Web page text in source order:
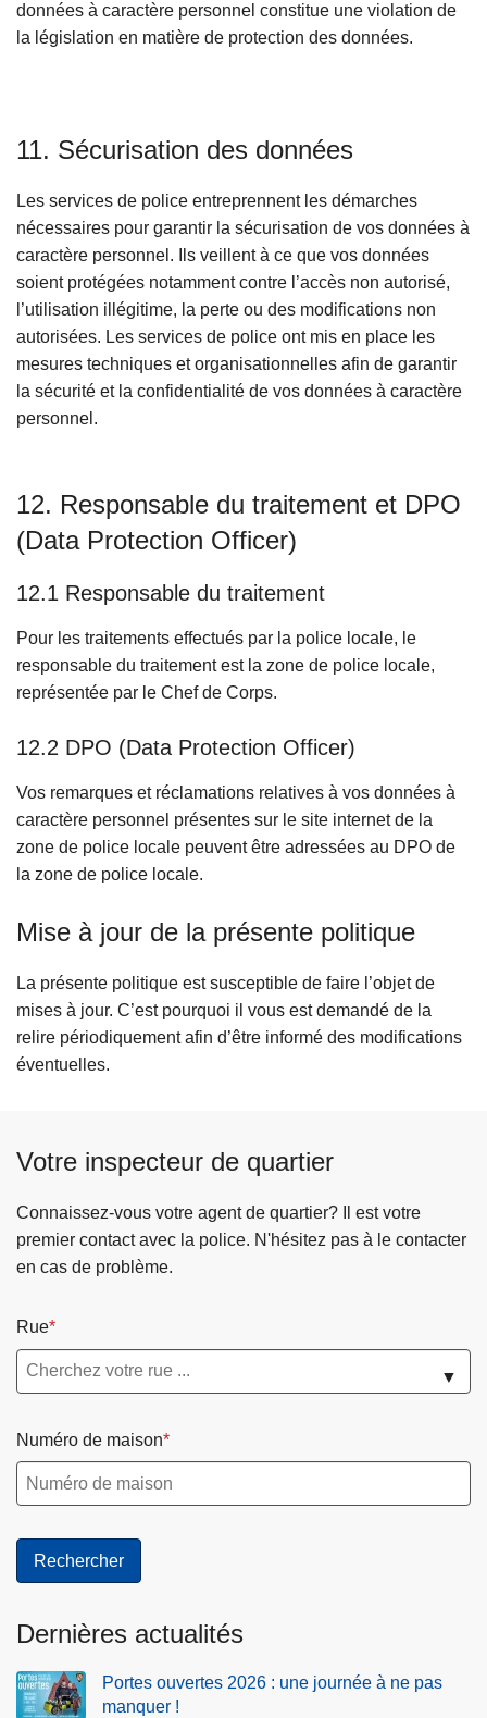
données à caractère personnel constitue une violation de
la législation en matière de protection des données.
11. Sécurisation des données
Les services de police entreprennent les démarches
nécessaires pour garantir la sécurisation de vos données à
caractère personnel. Ils veillent à ce que vos données
soient protégées notamment contre l’accès non autorisé,
l’utilisation illégitime, la perte ou des modifications non
autorisées. Les services de police ont mis en place les
mesures techniques et organisationnelles afin de garantir
la sécurité et la confidentialité de vos données à caractère
personnel.
12. Responsable du traitement et DPO
(Data Protection Officer)
12.1 Responsable du traitement
Pour les traitements effectués par la police locale, le
responsable du traitement est la zone de police locale,
représentée par le Chef de Corps.
12.2 DPO (Data Protection Officer)
Vos remarques et réclamations relatives à vos données à
caractère personnel présentes sur le site internet de la
zone de police locale peuvent être adressées au DPO de
la zone de police locale.
Mise à jour de la présente politique
La présente politique est susceptible de faire l’objet de
mises à jour. C’est pourquoi il vous est demandé de la
relire périodiquement afin d’être informé des modifications
éventuelles.
Votre inspecteur de quartier
Connaissez-vous votre agent de quartier? Il est votre
premier contact avec la police. N'hésitez pas à le contacter
en cas de problème.
Rue
▼
Numéro de maison
Dernières actualités
Portes ouvertes 2026 : une journée à ne pas
manquer !